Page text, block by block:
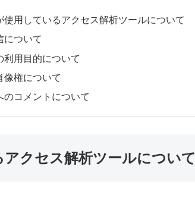
使用しているアクセス解析ツールについて
について
利用目的について
像権について
のコメントについて
クセス解析ツールについて